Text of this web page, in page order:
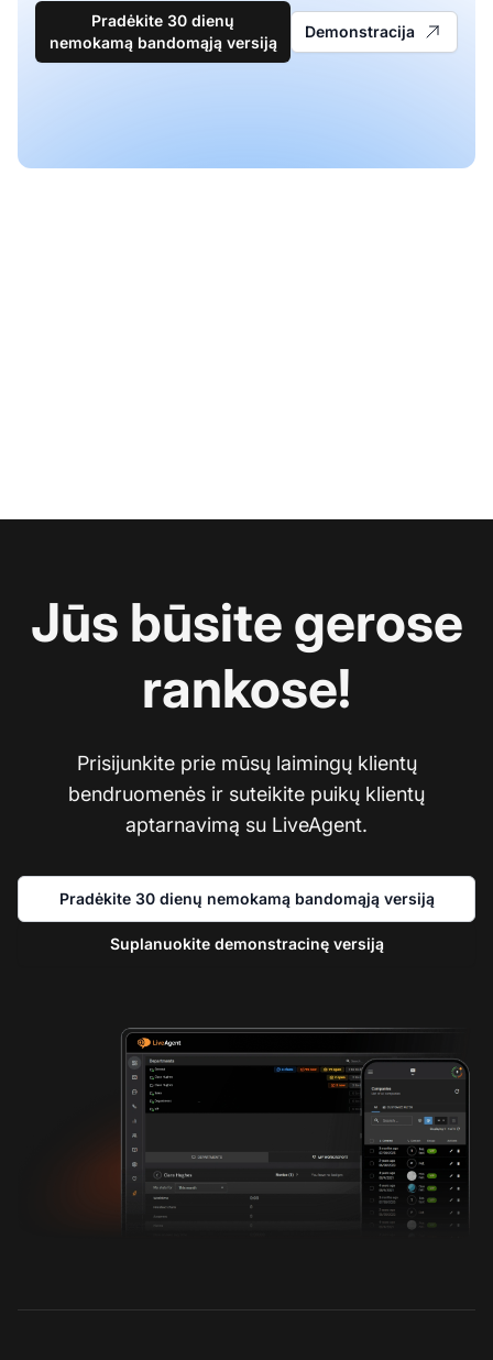
Pradėkite 30 dienų
nemokamą bandomąją versiją
Demonstracija
Jūs būsite gerose
rankose!
Prisijunkite prie mūsų laimingų klientų
bendruomenės ir suteikite puikų klientų
aptarnavimą su LiveAgent.
Pradėkite 30 dienų nemokamą bandomąją versiją
Suplanuokite demonstracinę versiją